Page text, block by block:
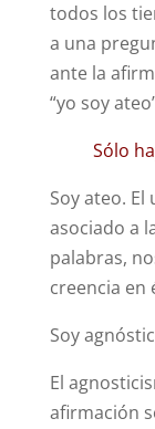
todos los
a una
ante la
“yo soy
Sólo
Soy ateo.
asociado a
palabras,
creencia en
Soy
El
afirmación